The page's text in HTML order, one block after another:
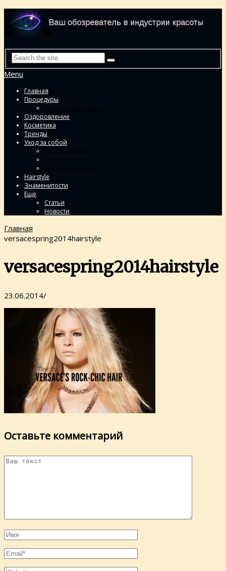
Menu
Главная
Процедуры
Оздоровление
Косметика
Тренды
Уход за собой
Hairstyle
Знаменитости
Еще
Статьи
Новости
Главная
versacespring2014hairstyle
versacespring2014hairstyle
23.06.2014/
Оставьте комментарий